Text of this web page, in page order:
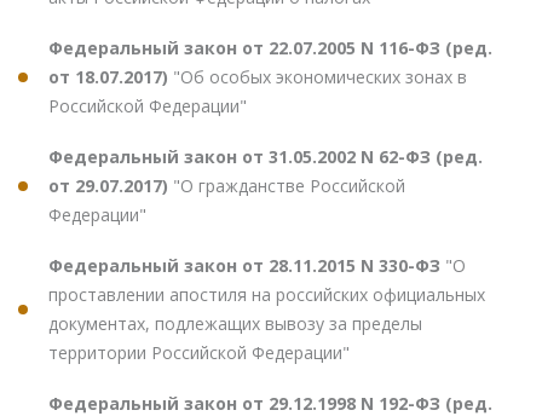
Федеральный закон от 22.07.2005 N 116-ФЗ (ред.
от 18.07.2017) "Об особых экономических зонах в
Российской Федерации"
Федеральный закон от 31.05.2002 N 62-ФЗ (ред.
от 29.07.2017) "О гражданстве Российской
Федерации"
Федеральный закон от 28.11.2015 N 330-ФЗ "О
проставлении апостиля на российских официальных
документах, подлежащих вывозу за пределы
территории Российской Федерации"
Федеральный закон от 29.12.1998 N 192-ФЗ (ред.